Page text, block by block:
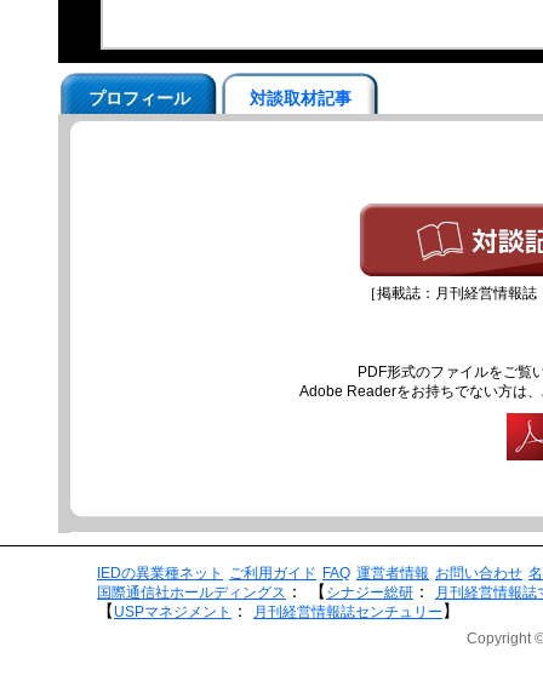
プロフィール 対談取材記事
［掲載誌：月刊経営情報
PDF形式のファイルをご覧
Adobe Readerをお持ちでない方は
IEDの異業種ネット ご利用ガイド FAQ 運営者情報 お問い合わせ
国際通信社ホールディングス ： 【 シナジー総研 ： 月刊経営情報誌
【 USPマネジメント ： 月刊経営情報誌センチュリー 】
Copyright